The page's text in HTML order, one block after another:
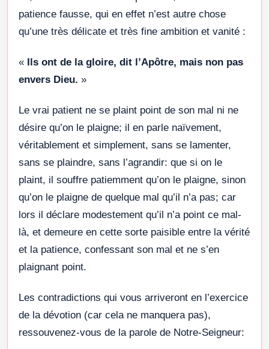
patience fausse, qui en effet n’est autre chose
qu’une très délicate et très fine ambition et vanité :
« Ils ont de la gloire, dit l’Apôtre, mais non pas
envers Dieu. »
Le vrai patient ne se plaint point de son mal ni ne
désire qu’on le plaigne; il en parle naïvement,
véritablement et simplement, sans se lamenter,
sans se plaindre, sans l’agrandir: que si on le
plaint, il souffre patiemment qu’on le plaigne, sinon
qu’on le plaigne de quelque mal qu’il n’a pas; car
lors il déclare modestement qu’il n’a point ce mal-
là, et demeure en cette sorte paisible entre la vérité
et la patience, confessant son mal et ne s’en
plaignant point.
Les contradictions qui vous arriveront en l’exercice
de la dévotion (car cela ne manquera pas),
ressouvenez-vous de la parole de Notre-Seigneur: